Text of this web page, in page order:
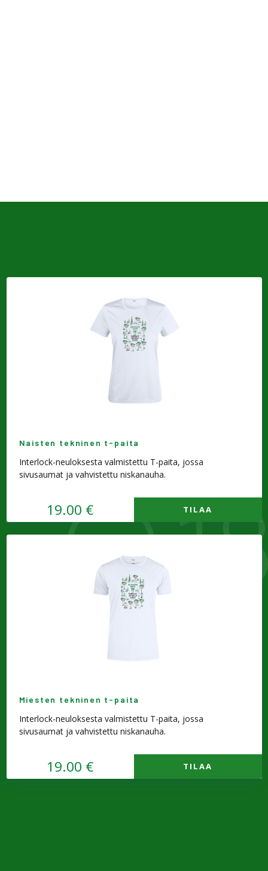
Naisten tekninen t-paita
Interlock-neuloksesta valmistettu T-paita, jossa
sivusaumat ja vahvistettu niskanauha.
19.00 € TILAA
Miesten tekninen t-paita
Interlock-neuloksesta valmistettu T-paita, jossa
sivusaumat ja vahvistettu niskanauha.
19.00 € TILAA